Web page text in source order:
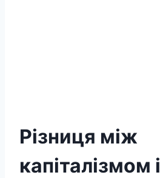
Різниця між
капіталізмом і